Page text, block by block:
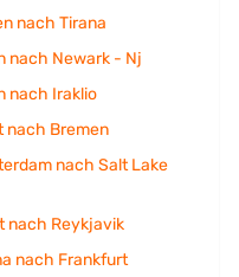
nach Tirana
nach Newark - Nj
nach Iraklio
nach Bremen
nach Salt Lake
nach Reykjavik
nach Frankfurt